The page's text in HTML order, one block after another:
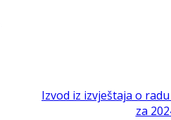
Izvod iz izvještaja o
za